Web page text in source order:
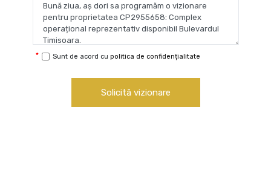
Sunt de acord cu politica de confidențialitate
Solicită vizionare